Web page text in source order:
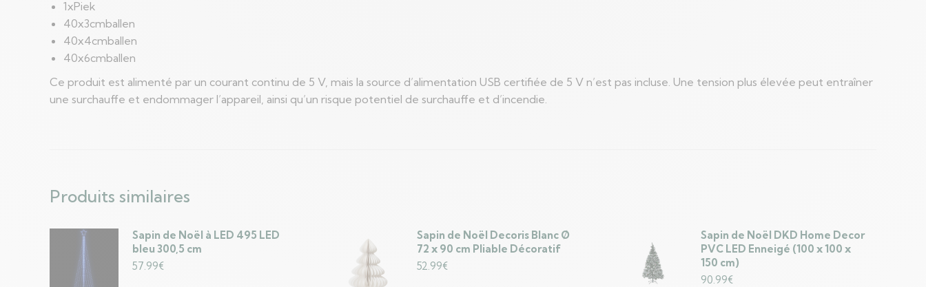
1xPiek
40x3cmballen
40x4cmballen
40x6cmballen
Ce produit est alimenté par un courant continu de 5 V, mais la source d’alimentation USB certifiée de 5 V n’est pas incluse. Une tension plus élevée peut entraîner
une surchauffe et endommager l’appareil, ainsi qu’un risque potentiel de surchauffe et d’incendie.
Produits similaires
Sapin de Noël à LED 495 LED
bleu 300,5 cm
57.99€
Sapin de Noël Decoris Blanc Ø
72 x 90 cm Pliable Décoratif
52.99€
Sapin de Noël DKD Home Decor
PVC LED Enneigé (100 x 100 x
150 cm)
90.99€